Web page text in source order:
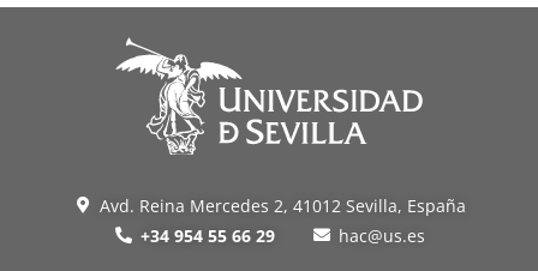
Avd. Reina Mercedes 2, 41012 Sevilla, España
+34 954 55 66 29
hac@us.es